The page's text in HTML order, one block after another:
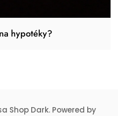
hypotéky?
Shop Dark. Powered by